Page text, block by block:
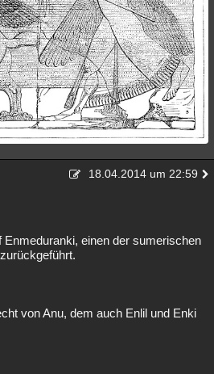
18.04.2014 um 22:59
Enmeduranki, einen der sumerischen
von Anu, dem auch Enlil und Enki